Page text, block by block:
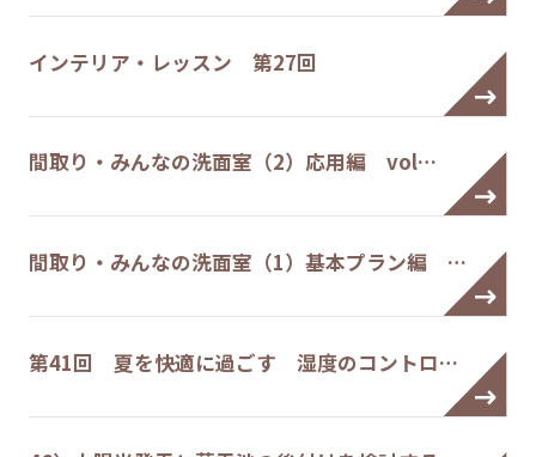
インテリア・レッスン 第27回
間取り・みんなの洗面室（2）応用編 vol…
間取り・みんなの洗面室（1）基本プラン編 …
第41回 夏を快適に過ごす 湿度のコントロ…